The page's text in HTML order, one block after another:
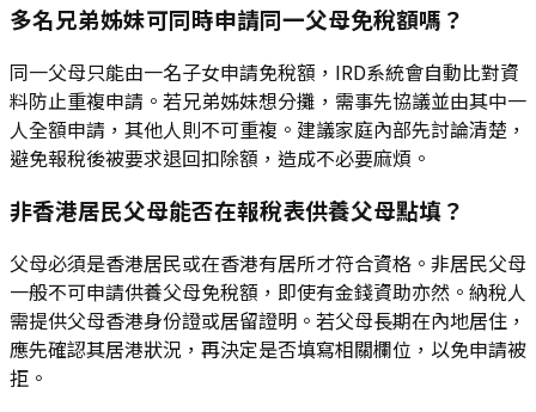
多名兄弟姊妹可同時申請同一父母免稅額嗎？
同一父母只能由一名子女申請免稅額，IRD系統會自動比對資
料防止重複申請。若兄弟姊妹想分攤，需事先協議並由其中一
人全額申請，其他人則不可重複。建議家庭內部先討論清楚，
避免報稅後被要求退回扣除額，造成不必要麻煩。
非香港居民父母能否在報稅表供養父母點填？
父母必須是香港居民或在香港有居所才符合資格。非居民父母
一般不可申請供養父母免稅額，即使有金錢資助亦然。納稅人
需提供父母香港身份證或居留證明。若父母長期在內地居住，
應先確認其居港狀況，再決定是否填寫相關欄位，以免申請被
拒。